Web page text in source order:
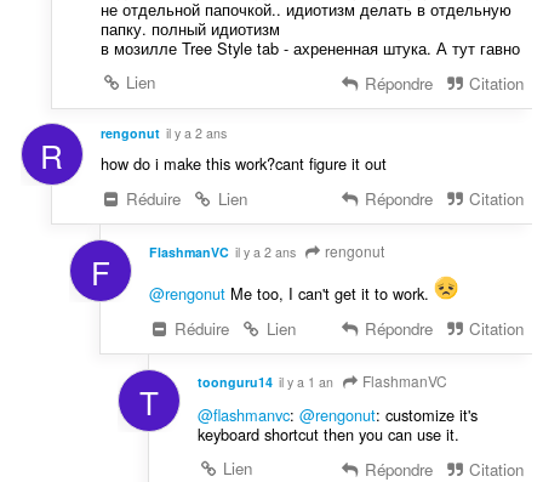
не отдельной папочкой.. идиотизм делать в отдельную
папку. полный идиотизм
в мозилле Tree Style tab - ахрененная штука. А тут гавно
Lien
Répondre Citation
R rengonut il y a 2 ans
how do i make this work?cant figure it out
Réduire
Lien Répondre Citation
F FlashmanVC il y a 2 ans rengonut
@rengonutMe too, I can't get it to work.
Réduire
Lien Répondre Citation
T toonguru14 il y a 1 an FlashmanVC
@flashmanvc: @rengonut: customize it's
keyboard shortcut then you can use it.
Lien
Répondre Citation